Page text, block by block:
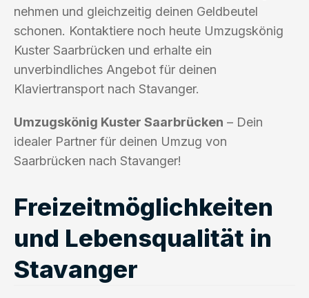
nehmen und gleichzeitig deinen Geldbeutel
schonen. Kontaktiere noch heute Umzugskönig
Kuster Saarbrücken und erhalte ein
unverbindliches Angebot für deinen
Klaviertransport nach Stavanger.
Umzugskönig Kuster Saarbrücken – Dein
idealer Partner für deinen Umzug von
Saarbrücken nach Stavanger!
Freizeitmöglichkeiten
und Lebensqualität in
Stavanger